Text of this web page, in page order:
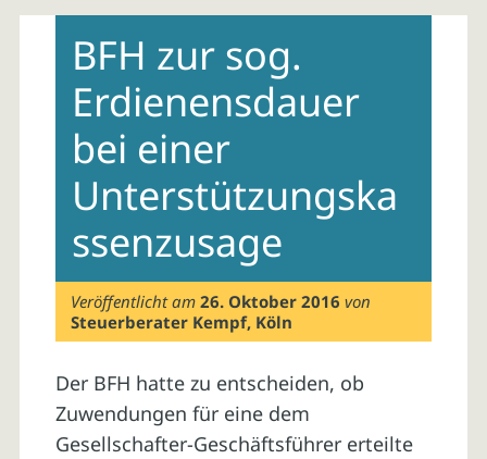
contentBFH zur sog.
Erdienensdauer
bei einer
Unterstützungska
ssenzusage
Veröffentlicht am26. Oktober 2016 von
Steuerberater Kempf, Köln
Der BFH hatte zu entscheiden, ob
Zuwendungen für eine dem
Gesellschafter-Geschäftsführer erteilte